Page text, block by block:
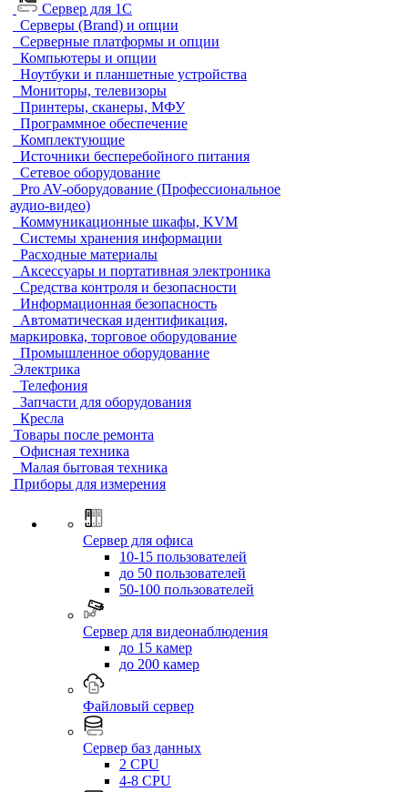
Сервер для 1С
Серверы (Brand) и опции
Серверные платформы и опции
Компьютеры и опции
Ноутбуки и планшетные устройства
Мониторы, телевизоры
Принтеры, сканеры, МФУ
Программное обеспечение
Комплектующие
Источники бесперебойного питания
Сетевое оборудование
Pro AV-оборудование (Профессиональное
аудио-видео)
Коммуникационные шкафы, KVM
Системы хранения информации
Расходные материалы
Аксессуары и портативная электроника
Средства контроля и безопасности
Информационная безопасность
Автоматическая идентификация,
маркировка, торговое оборудование
Промышленное оборудование
Электрика
Телефония
Запчасти для оборудования
Кресла
Товары после ремонта
Офисная техника
Малая бытовая техника
Приборы для измерения
Сервер для офиса
10-15 пользователей
до 50 пользователей
50-100 пользователей
Сервер для видеонаблюдения
до 15 камер
до 200 камер
Файловый сервер
Сервер баз данных
2 CPU
4-8 CPU